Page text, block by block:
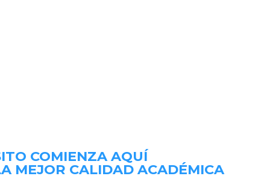
COMIENZA AQUÍ
MEJOR CALIDAD ACADÉMICA